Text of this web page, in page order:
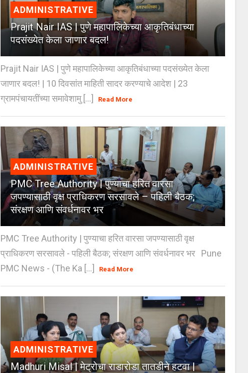
ADMINISTRATIVE
Prajit Nair IAS | पुणे महापालिकेच्या आकृतिबंधाच्या
पदसंख्येत केला जाणार बदल!
Prajit Nair IAS | पुणे महापालिकेच्या आकृतिबंधाच्या पदसंख्येत केला
जाणार बदल! | 10 दिवसांत माहिती सादर करण्याचे आदेश | 23
ग्रामपंचायतींच्या समावेशामु [...]
Read More
ADMINISTRATIVE
PMC Tree Authority | पुण्याचा हरित वारसा
जपण्यासाठी वृक्ष प्राधिकरण सरसावले – पहिली बैठक;
संरक्षण आणि संवर्धनावर भर
PMC Tree Authority | पुण्याचा हरित वारसा जपण्यासाठी वृक्ष
प्राधिकरण सरसावले - पहिली बैठक; संरक्षण आणि संवर्धनावर भर Pune
PMC News - (The Ka [...]
Read More
ADMINISTRATIVE
Madhuri Misal | मेट्रोचा राडारोडा तातडीने हटवा |